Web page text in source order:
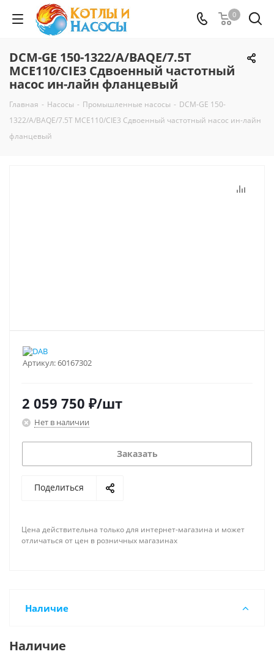
0
DCM-GE 150-1322/A/BAQE/7.5T
MCE110/CIE3 Сдвоенный частотный
насос ин-лайн фланцевый
Главная - Насосы - Промышленные насосы - DCM-GE 150-
1322/A/BAQE/7.5T MCE110/CIE3 Сдвоенный частотный насос ин-лайн
фланцевый
Артикул:60167302
2 059 750 ₽/шт
Нет в наличии
Заказать
Поделиться
Цена действительна только для интернет-магазина и может
отличаться от цен в розничных магазинах
Наличие
Наличие